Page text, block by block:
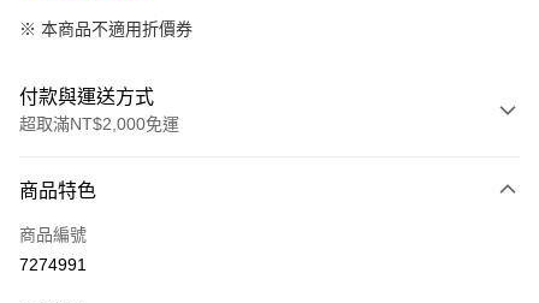
※ 本商品不適用折價券
付款與運送方式
超取滿NT$2,000免運
信用卡一次付款
信用卡分期付款
商品特色
商品編號
7274991